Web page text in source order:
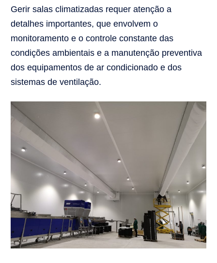
Gerir salas climatizadas requer atenção a
detalhes importantes, que envolvem o
monitoramento e o controle constante das
condições ambientais e a manutenção preventiva
dos equipamentos de ar condicionado e dos
sistemas de ventilação.